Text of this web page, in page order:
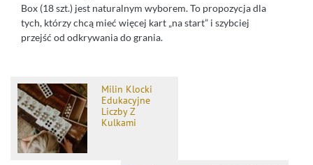
Box (18 szt.) jest naturalnym wyborem. To propozycja dla
tych, którzy chcą mieć więcej kart „na start” i szybciej
przejść od odkrywania do grania.
Milin Klocki
Edukacyjne
Liczby Z
Kulkami